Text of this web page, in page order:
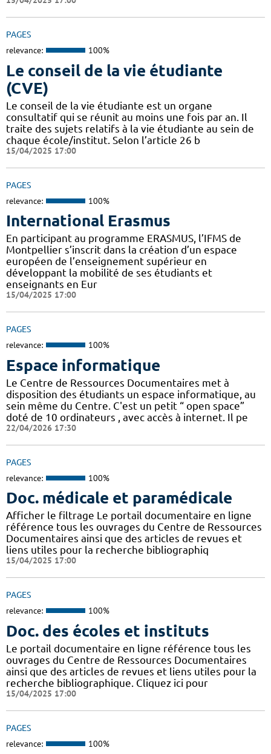
PAGES
relevance: 100%
Le conseil de la vie étudiante
(CVE)
Le conseil de la vie étudiante est un organe
consultatif qui se réunit au moins une fois par an. Il
traite des sujets relatifs à la vie étudiante au sein de
chaque école/institut. Selon l’article 26 b
15/04/2025 17:00
PAGES
relevance: 100%
International Erasmus
En participant au programme ERASMUS, l’IFMS de
Montpellier s’inscrit dans la création d’un espace
européen de l’enseignement supérieur en
développant la mobilité de ses étudiants et
enseignants en Eur
15/04/2025 17:00
PAGES
relevance: 100%
Espace informatique
Le Centre de Ressources Documentaires met à
disposition des étudiants un espace informatique, au
sein même du Centre. C'est un petit “ open space”
doté de 10 ordinateurs , avec accès à internet. Il pe
22/04/2026 17:30
PAGES
relevance: 100%
Doc. médicale et paramédicale
Afficher le filtrage Le portail documentaire en ligne
référence tous les ouvrages du Centre de Ressources
Documentaires ainsi que des articles de revues et
liens utiles pour la recherche bibliographiq
15/04/2025 17:00
PAGES
relevance: 100%
Doc. des écoles et instituts
Le portail documentaire en ligne référence tous les
ouvrages du Centre de Ressources Documentaires
ainsi que des articles de revues et liens utiles pour la
recherche bibliographique. Cliquez ici pour
15/04/2025 17:00
PAGES
relevance: 100%